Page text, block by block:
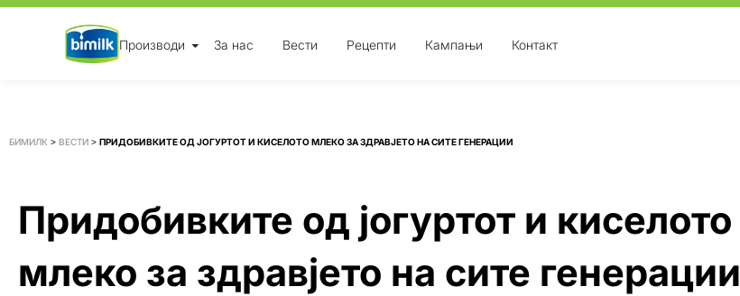
Производи За нас Вести Рецепти Кампањи Контакт
БИМИЛК > ВЕСТИ > ПРИДОБИВКИТЕ ОД ЈОГУРТОТ И КИСЕЛОТО МЛЕКО ЗА ЗДРАВЈЕТО НА СИТЕ ГЕНЕРАЦИИ
Придобивките од јогуртот и киселото
млеко за здравјето на сите генерации